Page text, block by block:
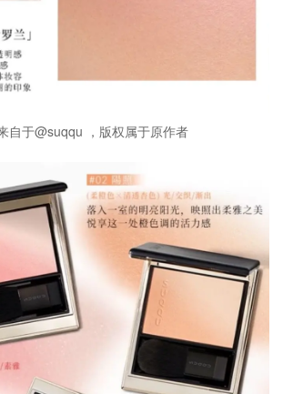
自于@suqqu ，版权属于原作者